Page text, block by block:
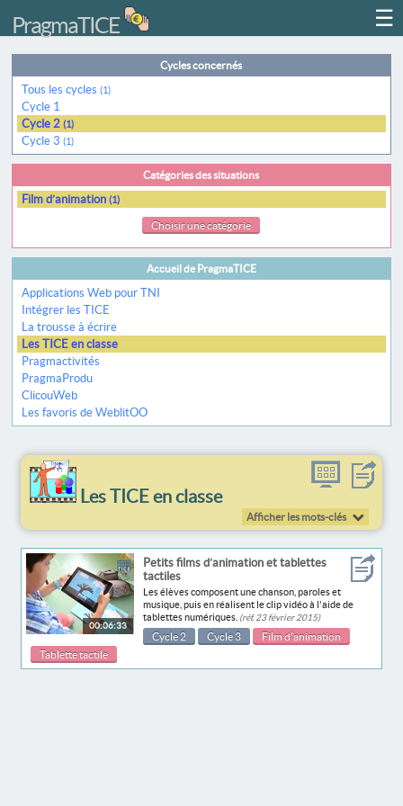
PragmaTICE
Cycles concernés
Tous les cycles(1)
Cycle 1
Cycle 2(1)
Cycle 3(1)
Catégories des situations
Film d’animation(1)
Choisir une catégorie
Accueil de PragmaTICE
Applications Web pour TNI
Intégrer les TICE
La trousse à écrire
Les TICE en classe
Pragmactivités
PragmaProdu
ClicouWeb
Les favoris de WeblitOO
Les TICE en classe
Afficher les mots-clés
00:06:33
Petits films d’animation et tablettes
tactiles
Les élèves composent une chanson, paroles et
musique, puis en réalisent le clip vidéo à l'aide de
tablettes numériques. (réf. 23 février 2015)
Cycle 2 Cycle 3
Film d’animation
Tablette tactile
☰